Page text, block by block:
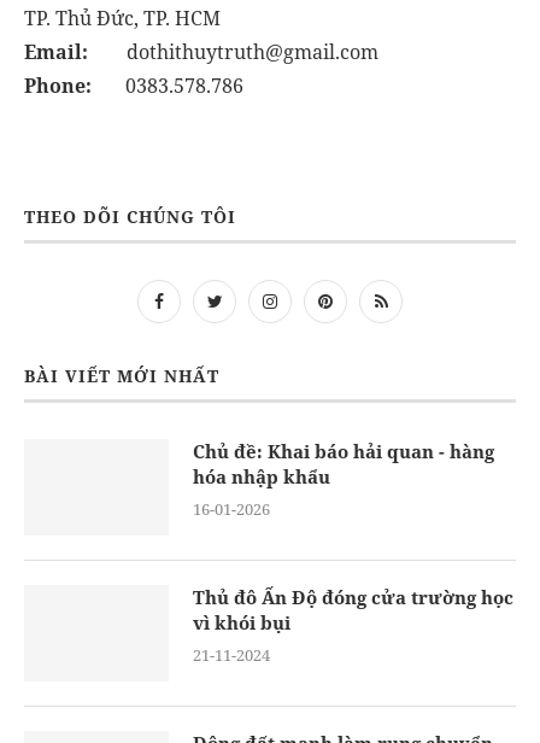
TP. Thủ Đức, TP. HCM
Email: dothithuytruth@gmail.com
Phone: 0383.578.786
THEO DÕI CHÚNG TÔI
BÀI VIẾT MỚI NHẤT
Chủ đề: Khai báo hải quan - hàng
hóa nhập khẩu
16-01-2026
Thủ đô Ấn Độ đóng cửa trường học
vì khói bụi
21-11-2024